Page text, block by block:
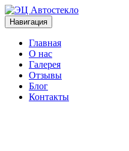
Навигация
Главная
О нас
Галерея
Отзывы
Блог
Контакты